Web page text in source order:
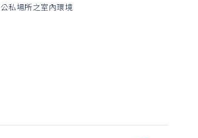
公私場所之室內環境